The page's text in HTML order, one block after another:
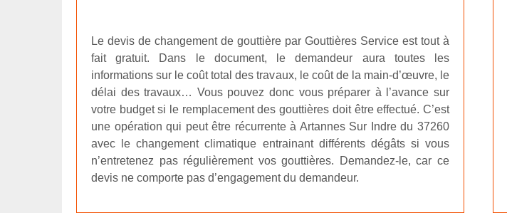
Le devis de changement de gouttière par Gouttières Service est tout à
fait gratuit. Dans le document, le demandeur aura toutes les
informations sur le coût total des travaux, le coût de la main-d’œuvre, le
délai des travaux… Vous pouvez donc vous préparer à l’avance sur
votre budget si le remplacement des gouttières doit être effectué. C’est
une opération qui peut être récurrente à Artannes Sur Indre du 37260
avec le changement climatique entrainant différents dégâts si vous
n’entretenez pas régulièrement vos gouttières. Demandez-le, car ce
devis ne comporte pas d’engagement du demandeur.